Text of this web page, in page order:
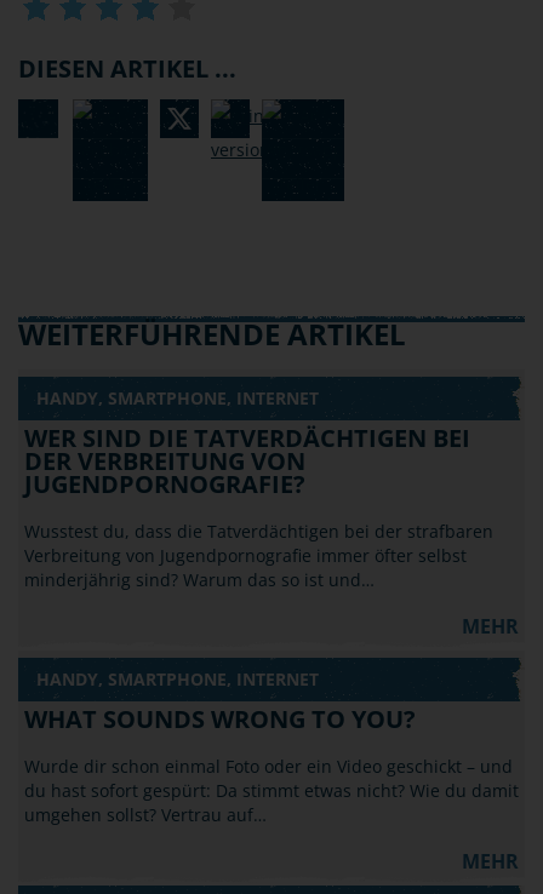
DIESEN ARTIKEL ...
WEITERFÜHRENDE ARTIKEL
HANDY, SMARTPHONE, INTERNET
WER SIND DIE TATVERDÄCHTIGEN BEI
DER VERBREITUNG VON
JUGENDPORNOGRAFIE?
Wusstest du, dass die Tatverdächtigen bei der strafbaren
Verbreitung von Jugendpornografie immer öfter selbst
minderjährig sind? Warum das so ist und…
MEHR
HANDY, SMARTPHONE, INTERNET
WHAT SOUNDS WRONG TO YOU?
Wurde dir schon einmal Foto oder ein Video geschickt – und
du hast sofort gespürt: Da stimmt etwas nicht? Wie du damit
umgehen sollst? Vertrau auf…
MEHR